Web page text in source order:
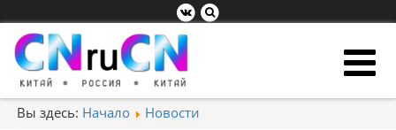
Вы здесь: Начало Новости